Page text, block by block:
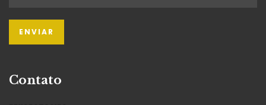
Contato